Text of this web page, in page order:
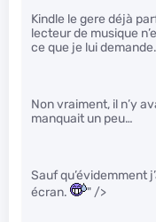
Kindle le gere déjà
lecteur de musique
ce que je lui
Non vraiment, il n’y
manquait un peu…
Sauf qu’évidemment
écran.
" />